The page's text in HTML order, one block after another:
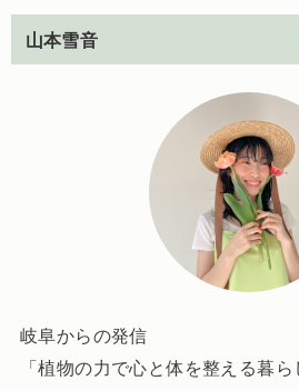
山本雪音
岐阜からの発信
「植物の力で心と体を整える暮